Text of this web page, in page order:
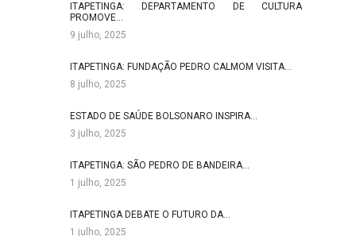
ITAPETINGA: DEPARTAMENTO DE CULTURA
PROMOVE…
9 julho, 2025
ITAPETINGA: FUNDAÇÃO PEDRO CALMOM VISITA…
8 julho, 2025
ESTADO DE SAÚDE BOLSONARO INSPIRA…
3 julho, 2025
ITAPETINGA: SÃO PEDRO DE BANDEIRA…
1 julho, 2025
ITAPETINGA DEBATE O FUTURO DA…
1 julho, 2025